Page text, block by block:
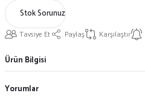
Stok Sorunuz
Tavsiye Et Paylaş Karşılaştır
Ürün Bilgisi
Yorumlar